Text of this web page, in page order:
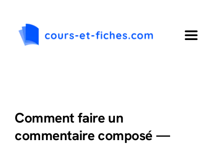
contenu
Toggle
Collège
Comment faire un
commentaire composé —